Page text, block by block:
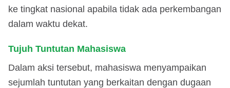
ke tingkat nasional apabila tidak ada perkembangan
dalam waktu dekat.
Tujuh Tuntutan Mahasiswa
Dalam aksi tersebut, mahasiswa menyampaikan
sejumlah tuntutan yang berkaitan dengan dugaan